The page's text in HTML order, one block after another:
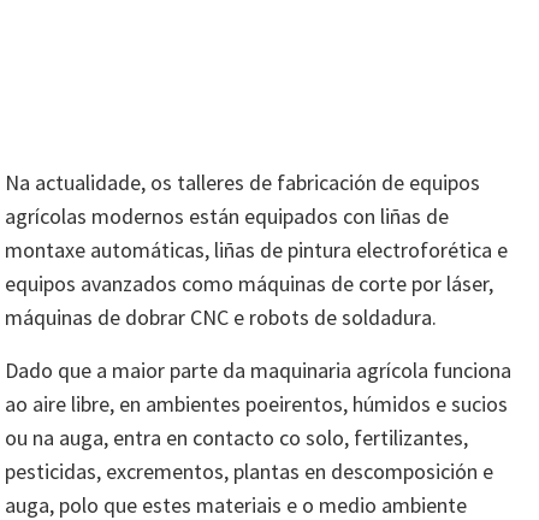
Na actualidade, os talleres de fabricación de equipos
agrícolas modernos están equipados con liñas de
montaxe automáticas, liñas de pintura electroforética e
equipos avanzados como máquinas de corte por láser,
máquinas de dobrar CNC e robots de soldadura.
Dado que a maior parte da maquinaria agrícola funciona
ao aire libre, en ambientes poeirentos, húmidos e sucios
ou na auga, entra en contacto co solo, fertilizantes,
pesticidas, excrementos, plantas en descomposición e
auga, polo que estes materiais e o medio ambiente